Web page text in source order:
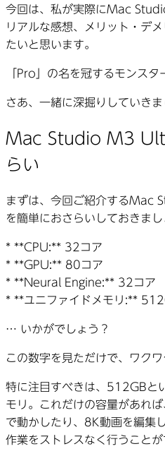
今回は、私が実際にMac
リアルな感想、メリット・デ
たいと思います。
「Pro」の名を冠するモンスタ
さあ、一緒に深掘りしていきま
Mac Studio M3
らい
まずは、今回ご紹介するMac
を簡単におさらいしておきまし
* **CPU:** 32コア
* **GPU:** 80コア
* **Neural Engine:** 32コア
* **ユニファイドメモリ:**
… いかがでしょう？
この数字を見ただけで、ワク
特に注目すべきは、512GBと
モリ。これだけの容量があれ
で動かしたり、8K動画を編集
作業をストレスなく行うことが